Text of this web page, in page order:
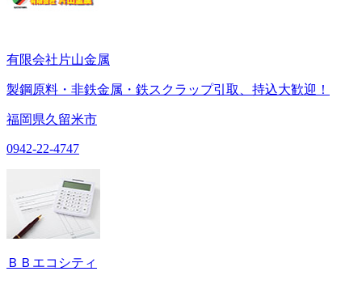
有限会社片山金属
製鋼原料・非鉄金属・鉄スクラップ引取、持込大歓迎！
福岡県久留米市
0942-22-4747
ＢＢエコシティ